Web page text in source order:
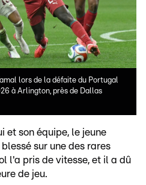
lors de la défaite du Portugal
à Arlington, près de Dallas
et son équipe, le jeune
sur une des rares
l'a pris de vitesse, et il a dû
de jeu.